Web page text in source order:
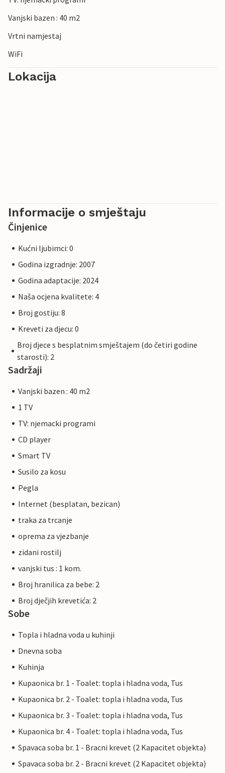
Vanjski bazen : 40 m2
Vrtni namjestaj
WiFi
Lokacija
Informacije o smještaju
Činjenice
Kućni ljubimci: 0
Godina izgradnje: 2007
Godina adaptacije: 2024
Naša ocjena kvalitete: 4
Broj gostiju: 8
Kreveti za djecu: 0
Broj djece s besplatnim smještajem (do četiri godine
starosti): 2
Sadržaji
Vanjski bazen : 40 m2
1 TV
TV: njemacki programi
CD player
Smart TV
Susilo za kosu
Pegla
Internet (besplatan, bezican)
traka za trcanje
oprema za vjezbanje
zidani rostilj
vanjski tus : 1 kom.
Broj hranilica za bebe: 2
Broj dječjih krevetića: 2
Sobe
Topla i hladna voda u kuhinji
Dnevna soba
Kuhinja
Kupaonica br. 1 - Toalet: topla i hladna voda, Tus
Kupaonica br. 2 - Toalet: topla i hladna voda, Tus
Kupaonica br. 3 - Toalet: topla i hladna voda, Tus
Kupaonica br. 4 - Toalet: topla i hladna voda, Tus
Spavaca soba br. 1 - Bracni krevet (2 Kapacitet objekta)
Spavaca soba br. 2 - Bracni krevet (2 Kapacitet objekta)